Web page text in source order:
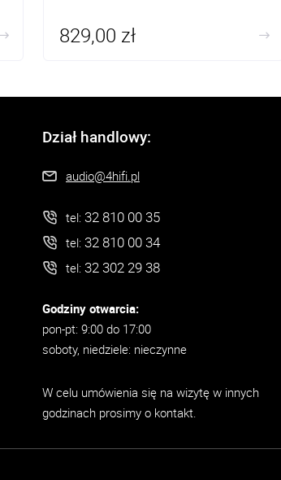
829,00 zł
Dział handlowy:
audio@4hifi.pl
tel: 32 810 00 35
tel: 32 810 00 34
tel: 32 302 29 38
Godziny otwarcia:
pon-pt: 9:00 do 17:00
soboty, niedziele: nieczynne
W celu umówienia się na wizytę w innych
godzinach prosimy o kontakt.